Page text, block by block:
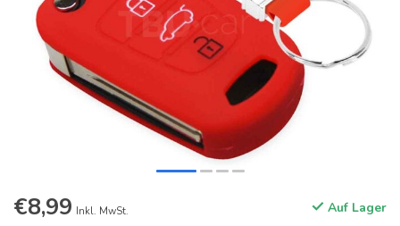
€8,99 Inkl. MwSt. Auf Lager